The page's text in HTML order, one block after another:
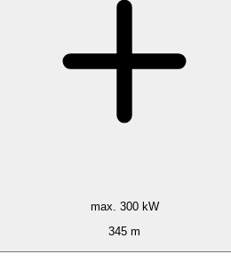
max. 300 kW
345 m